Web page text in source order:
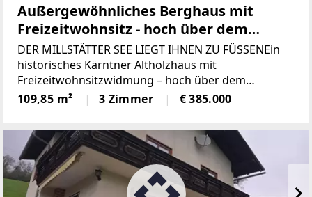
Außergewöhnliches Berghaus mit
Freizeitwohnsitz - hoch über dem
Millstätter See in Gschriet
DER MILLSTÄTTER SEE LIEGT IHNEN ZU FÜSSENEin
historisches Kärntner Altholzhaus mit
Freizeitwohnsitzwidmung – hoch über dem
Millstätter SeeManche Häuser beeindrucken durch
Größe. Andere durch Luxus.Und dann gibt es jene
109,85 m² 3 Zimmer € 385.000